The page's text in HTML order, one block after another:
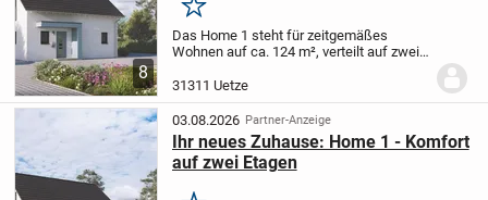
8
Merken
Das Home 1 steht für zeitgemäßes
Wohnen auf ca. 124 m², verteilt auf zwei
eine ideale Lösung für Paare und kleine
Familien. Im Erdgeschoss erwartet Sie
ein...
31311 Uetze
03.08.2026 Partner-Anzeige
Ihr neues Zuhause: Home 1 - Komfort
auf zwei Etagen